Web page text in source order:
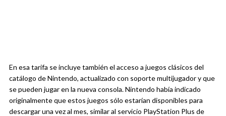
En esa tarifa se incluye también el acceso a juegos clásicos del
catálogo de Nintendo, actualizado con soporte multijugador y que
se pueden jugar en la nueva consola. Nintendo había indicado
originalmente que estos juegos sólo estarían disponibles para
descargar una vez al mes, similar al servicio PlayStation Plus de